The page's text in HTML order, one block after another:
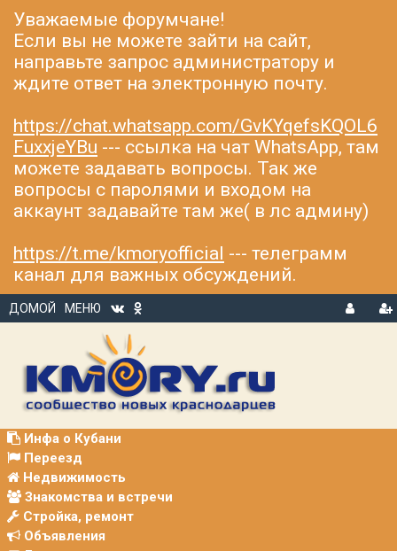
Уважаемые форумчане!
Если вы не можете зайти на сайт,
направьте запрос администратору и
ждите ответ на электронную почту.
https://chat.whatsapp.com/GvKYqefsKQOL6
FuxxjeYBu --- ссылка на чат WhatsApp, там
можете задавать вопросы. Так же
вопросы с паролями и входом на
аккаунт задавайте там же( в лс админу)
https://t.me/kmoryofficial --- телеграмм
канал для важных обсуждений.
ДОМОЙ
МЕНЮ
В
Р
Инфа о Кубани
Переезд
Недвижимость
Знакомства и встречи
Стройка, ремонт
Объявления